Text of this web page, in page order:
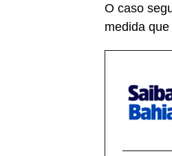
O caso
medida